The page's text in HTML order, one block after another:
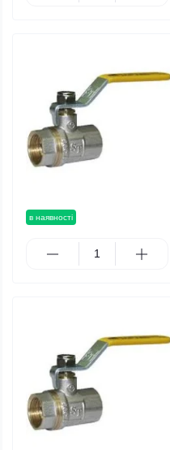
в наявності